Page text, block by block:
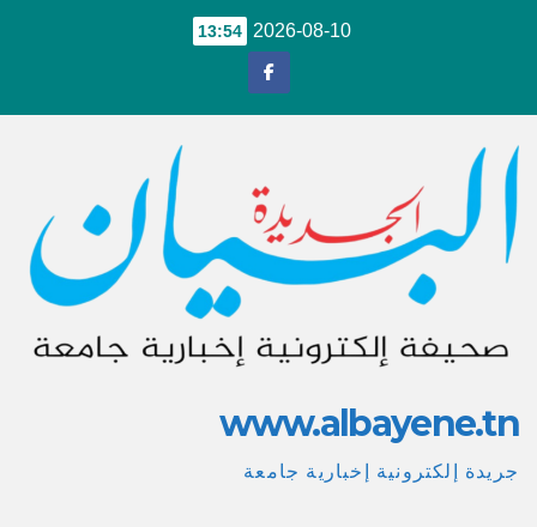
2026-08-10
13:54
www.albayene.tn
جريدة إلكترونية إخبارية جامعة